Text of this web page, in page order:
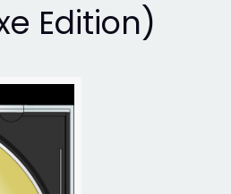
Edition)